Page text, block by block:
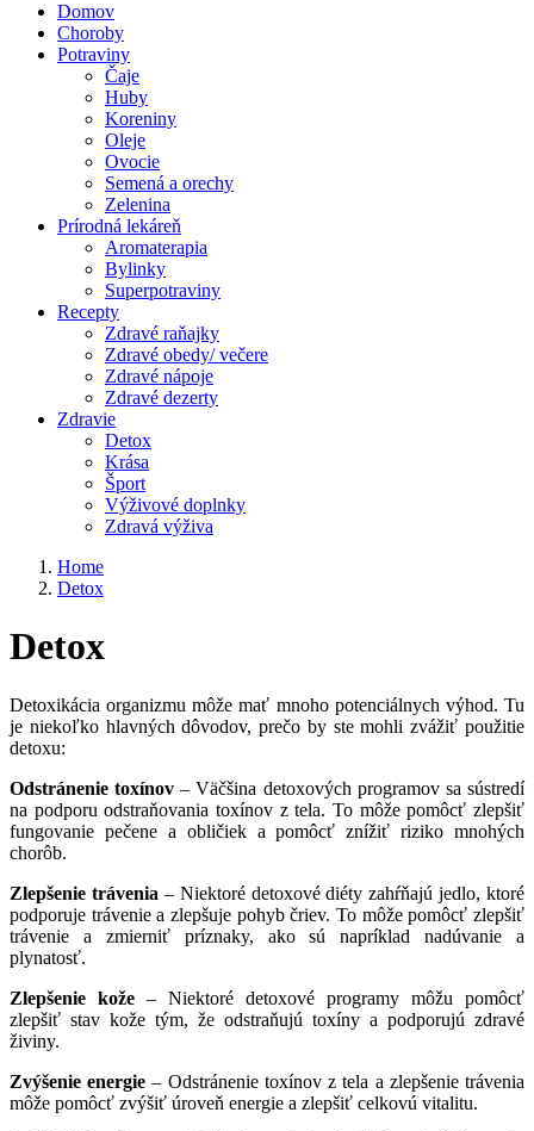
Domov
Choroby
Potraviny
Čaje
Huby
Koreniny
Oleje
Ovocie
Semená a orechy
Zelenina
Prírodná lekáreň
Aromaterapia
Bylinky
Superpotraviny
Recepty
Zdravé raňajky
Zdravé obedy/ večere
Zdravé nápoje
Zdravé dezerty
Zdravie
Detox
Krása
Šport
Výživové doplnky
Zdravá výživa
Home
Detox
Detox
Detoxikácia organizmu môže mať mnoho potenciálnych výhod. Tu
je niekoľko hlavných dôvodov, prečo by ste mohli zvážiť použitie
detoxu:
Odstránenie toxínov – Väčšina detoxových programov sa sústredí
na podporu odstraňovania toxínov z tela. To môže pomôcť zlepšiť
fungovanie pečene a obličiek a pomôcť znížiť riziko mnohých
chorôb.
Zlepšenie trávenia – Niektoré detoxové diéty zahŕňajú jedlo, ktoré
podporuje trávenie a zlepšuje pohyb čriev. To môže pomôcť zlepšiť
trávenie a zmierniť príznaky, ako sú napríklad nadúvanie a
plynatosť.
Zlepšenie kože – Niektoré detoxové programy môžu pomôcť
zlepšiť stav kože tým, že odstraňujú toxíny a podporujú zdravé
živiny.
Zvýšenie energie – Odstránenie toxínov z tela a zlepšenie trávenia
môže pomôcť zvýšiť úroveň energie a zlepšiť celkovú vitalitu.